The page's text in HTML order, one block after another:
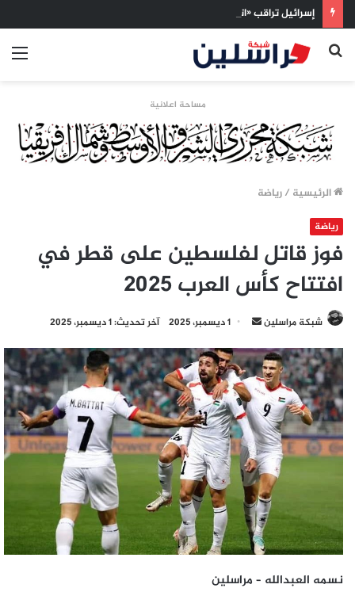
بحث
مساحة اعلانية
الرئيسية /رياضة
رياضة
فوز قاتل لفلسطين على قطر في
افتتاح كأس العرب 2025
شبكة مراسلين
أرسل
إلكترونيا
1 ديسمبر، 2025 آخر تحديث: 1 ديسمبر، 2025
نسمه العبدالله – مراسلين